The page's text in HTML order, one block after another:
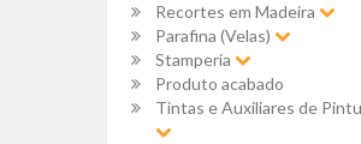
Recortes em Madeira
Parafina (Velas)
Stamperia
Produto acabado
Tintas e Auxiliares de